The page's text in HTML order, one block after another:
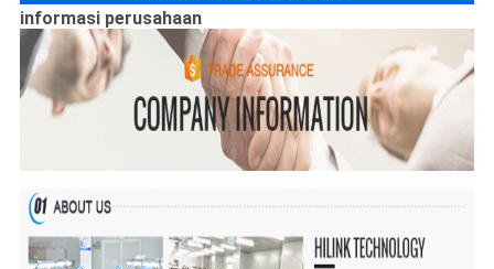
informasi perusahaan